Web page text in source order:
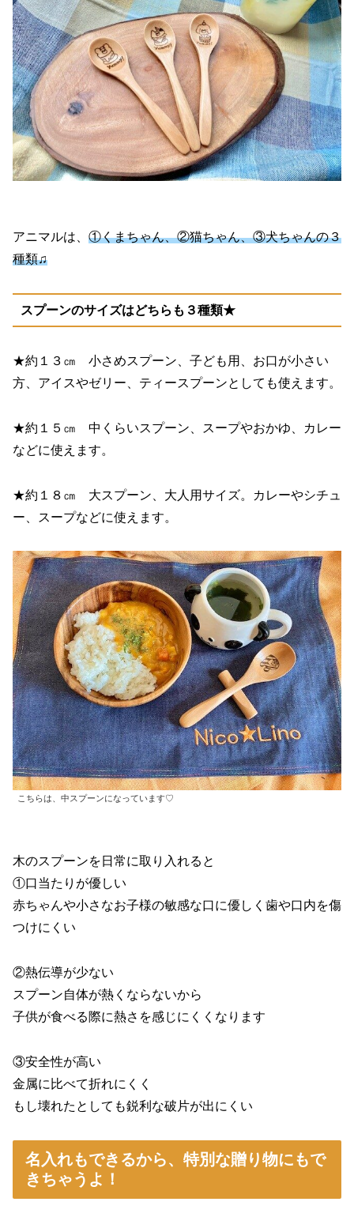
アニマルは、 ①くまちゃん、②猫ちゃん、③犬ちゃんの３
種類♫
スプーンのサイズはどちらも３種類★
★約１３㎝ 小さめスプーン、子ども用、お口が小さい
方、アイスやゼリー、ティースプーンとしても使えます。
★約１５㎝ 中くらいスプーン、スープやおかゆ、カレー
などに使えます。
★約１８㎝ 大スプーン、大人用サイズ。カレーやシチュ
ー、スープなどに使えます。
こちらは、中スプーンになっています♡
木のスプーンを日常に取り入れると
①口当たりが優しい
赤ちゃんや小さなお子様の敏感な口に優しく歯や口内を傷
つけにくい
②熱伝導が少ない
スプーン自体が熱くならないから
子供が食べる際に熱さを感じにくくなります
③安全性が高い
金属に比べて折れにくく
もし壊れたとしても鋭利な破片が出にくい
名入れもできるから、特別な贈り物にもで
きちゃうよ！